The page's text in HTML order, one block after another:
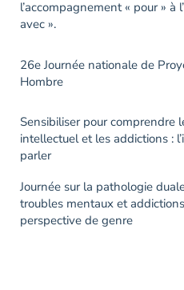
l’accompagnement « pour » à
avec ».
26e Journée nationale de
Hombre
Sensibiliser pour comprendre
intellectuel et les addictions :
parler
Journée sur la pathologie
troubles mentaux et
perspective de genre